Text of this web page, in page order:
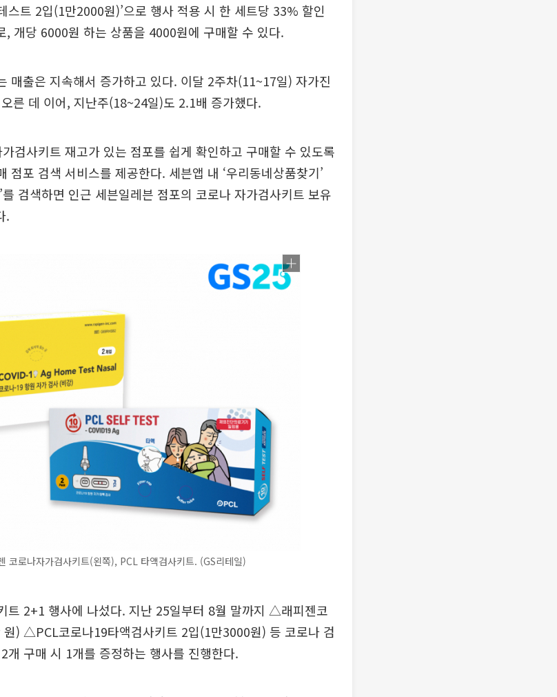
스트 2입(1만2000원)’으로 행사 적용 시 한 세트당 33% 할인
, 개당 6000원 하는 상품을 4000원에 구매할 수 있다.
매출은 지속해서 증가하고 있다. 이달 2주차(11~17일) 자가진
른 데 이어, 지난주(18~24일)도 2.1배 증가했다.
검사키트 재고가 있는 점포를 쉽게 확인하고 구매할 수 있도록
점포 검색 서비스를 제공한다. 세븐앱 내 ‘우리동네상품찾기’
를 검색하면 인근 세븐일레븐 점포의 코로나 자가검사키트 보유
.
코로나자가검사키트(왼쪽), PCL 타액검사키트. (GS리테일)
트 2+1 행사에 나섰다. 지난 25일부터 8월 말까지 △래피젠코
) △PCL코로나19타액검사키트 2입(1만3000원) 등 코로나 검
개 구매 시 1개를 증정하는 행사를 진행한다.